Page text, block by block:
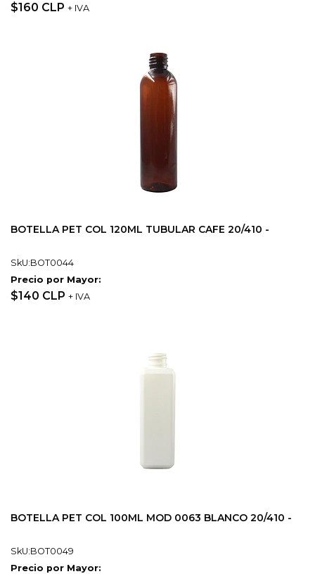
$160 CLP + IVA
BOTELLA PET COL 120ML TUBULAR CAFE 20/410 -
SkU:BOT0044
Precio por Mayor:
$140 CLP + IVA
BOTELLA PET COL 100ML MOD 0063 BLANCO 20/410 -
SkU:BOT0049
Precio por Mayor: